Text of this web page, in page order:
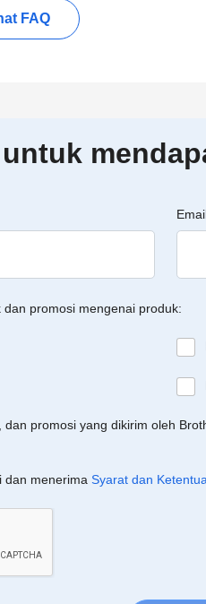
FAQ
promosi mengenai produk:
promosi yang dikirim oleh
dan menerima Syarat dan